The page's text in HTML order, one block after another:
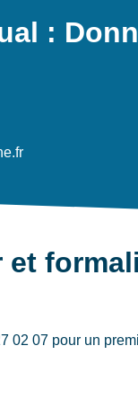
:
et
02 07 pour un